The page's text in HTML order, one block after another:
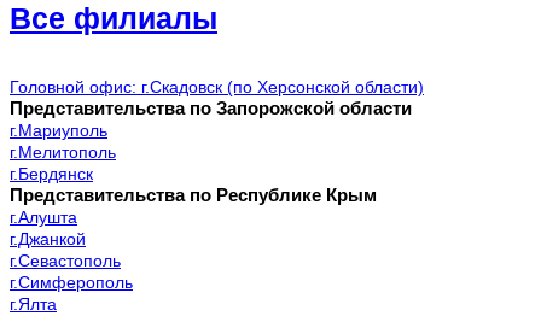
Все филиалы
Головной офис: г.Скадовск (по Херсонской области)
Представительства по Запорожской области
г.Мариуполь
г.Мелитополь
г.Бердянск
Представительства по Республике Крым
г.Алушта
г.Джанкой
г.Севастополь
г.Симферополь
г.Ялта